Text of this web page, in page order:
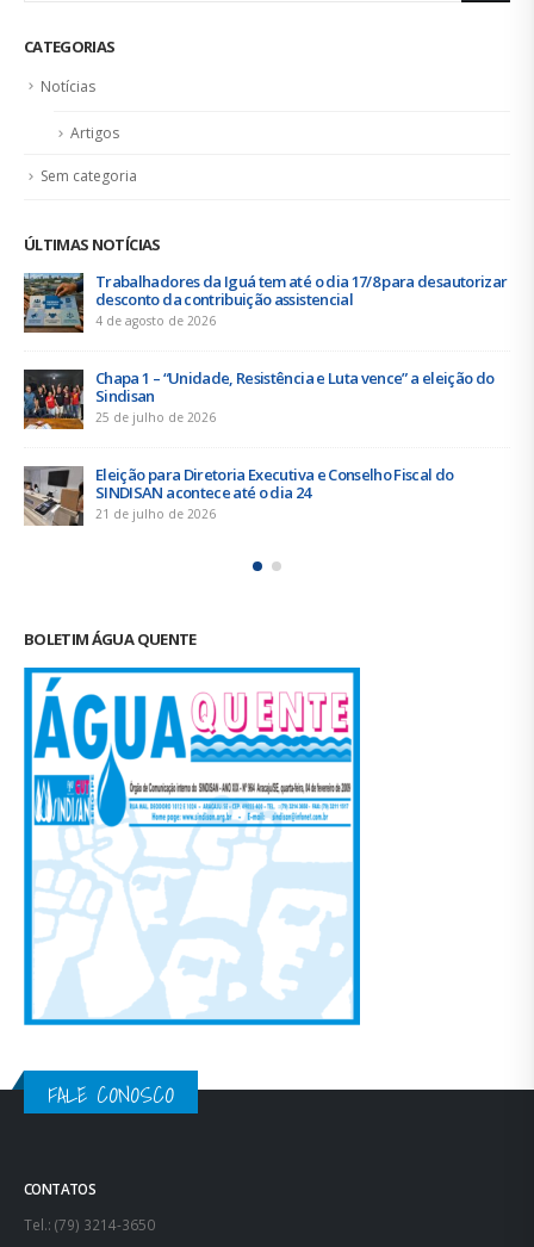
CATEGORIAS
Notícias
Artigos
Sem categoria
ÚLTIMAS NOTÍCIAS
desautorizar
do
Duas chapas inscritas para a eleição do
acontece de 21 a 24 de julho
Urbanitários participam de reunião do
Trabalhadores da Iguá Sergipe rejeitam
11 de junho de 2026
BOLETIM ÁGUA QUENTE